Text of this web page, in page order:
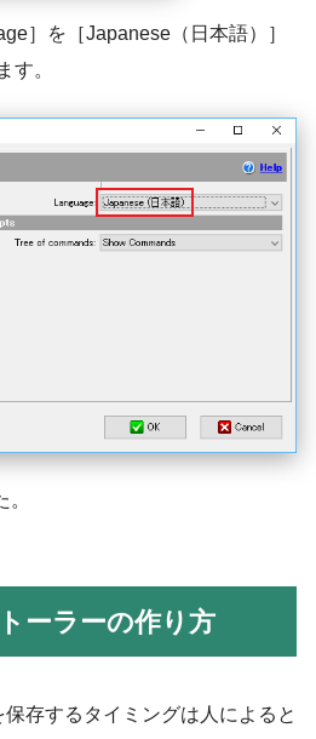
］を［Japanese（日本語）］
す。
ーラーの作り方
存するタイミングは人によると